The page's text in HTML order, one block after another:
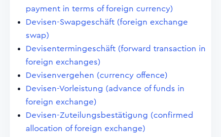
payment in terms of foreign currency)
Devisen-Swapgeschäft (foreign exchange
swap)
Devisentermingeschäft (forward transaction in
foreign exchanges)
Devisenvergehen (currency offence)
Devisen-Vorleistung (advance of funds in
foreign exchange)
Devisen-Zuteilungsbestätigung (confirmed
allocation of foreign exchange)